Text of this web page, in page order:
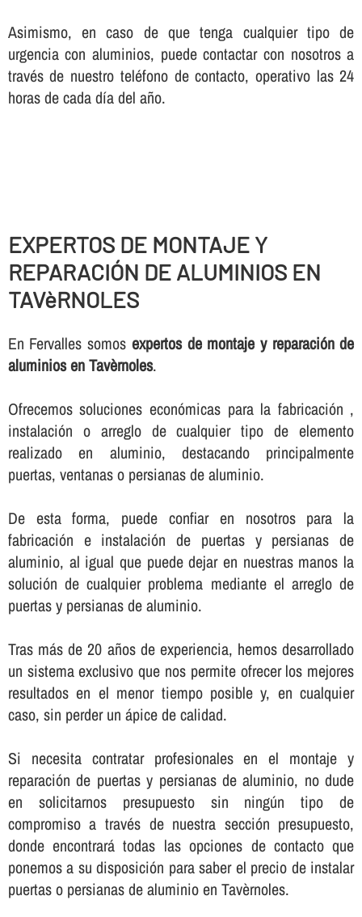
Asimismo, en caso de que tenga cualquier tipo de
urgencia con aluminios, puede contactar con nosotros a
través de nuestro teléfono de contacto, operativo las 24
horas de cada dí­a del año.
EXPERTOS DE MONTAJE Y
REPARACIÓN DE ALUMINIOS EN
TAVèRNOLES
En Fervalles somos expertos de montaje y reparación de
aluminios en Tavèrnoles.
Ofrecemos soluciones económicas para la fabricación ,
instalación o arreglo de cualquier tipo de elemento
realizado en aluminio, destacando principalmente
puertas, ventanas o persianas de aluminio.
De esta forma, puede confiar en nosotros para la
fabricación e instalación de puertas y persianas de
aluminio, al igual que puede dejar en nuestras manos la
solución de cualquier problema mediante el arreglo de
puertas y persianas de aluminio.
Tras más de 20 años de experiencia, hemos desarrollado
un sistema exclusivo que nos permite ofrecer los mejores
resultados en el menor tiempo posible y, en cualquier
caso, sin perder un ápice de calidad.
Si necesita contratar profesionales en el montaje y
reparación de puertas y persianas de aluminio, no dude
en solicitarnos presupuesto sin ningún tipo de
compromiso a través de nuestra sección presupuesto,
donde encontrará todas las opciones de contacto que
ponemos a su disposición para saber el precio de instalar
puertas o persianas de aluminio en Tavèrnoles.